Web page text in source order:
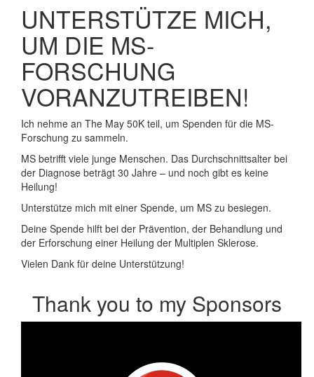
UNTERSTÜTZE MICH,
UM DIE MS-
FORSCHUNG
VORANZUTREIBEN!
Ich nehme an The May 50K teil, um Spenden für die MS-
Forschung zu sammeln.
MS betrifft viele junge Menschen. Das Durchschnittsalter bei
der Diagnose beträgt 30 Jahre – und noch gibt es keine
Heilung!
Unterstütze mich mit einer Spende, um MS zu besiegen.
Deine Spende hilft bei der Prävention, der Behandlung und
der Erforschung einer Heilung der Multiplen Sklerose.
Vielen Dank für deine Unterstützung!
Thank you to my Sponsors